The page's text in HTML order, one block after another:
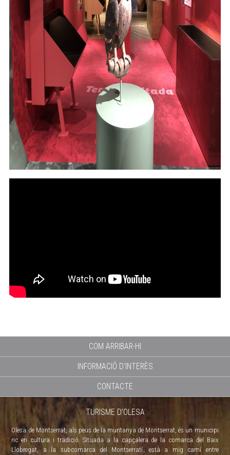
COM ARRIBAR-HI
INFORMACIÓ D'INTERÈS
CONTACTE
TURISME D’OLESA
Olesa de Montserrat, als peus de la muntanya de Montserrat, és un municipi
ric en cultura i tradició. Situada a la capçalera de la comarca del Baix
Llobregat, a la subcomarca del Montserratí, està a mig camí entre